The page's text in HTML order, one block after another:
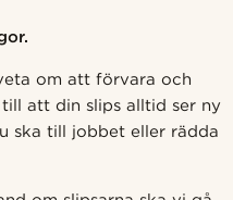
om att förvara och
att din slips alltid ser ny
ska till jobbet eller rädda